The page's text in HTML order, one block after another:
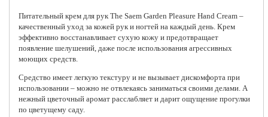
Питательный крем для рукThe Saem Garden Pleasure Hand Cream –
качественный уход за кожей рук и ногтей на каждый день. Крем
эффективно восстанавливает сухую кожу и предотвращает
появление шелушений, даже после использования агрессивных
моющих средств.
Средство имеет легкую текстуру и не вызывает дискомфорта при
использовании – можно не отвлекаясь заниматься своими делами. А
нежный цветочный аромат расслабляет и дарит ощущение прогулки
по цветущему саду.